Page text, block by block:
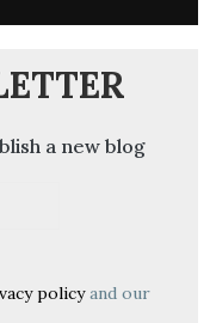
a new blog
policyand our